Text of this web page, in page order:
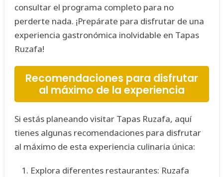
consultar el programa completo para no
perderte nada. ¡Prepárate para disfrutar de una
experiencia gastronómica inolvidable en Tapas
Ruzafa!
Recomendaciones para disfrutar
al máximo de la experiencia
Si estás planeando visitar Tapas Ruzafa, aquí
tienes algunas recomendaciones para disfrutar
al máximo de esta experiencia culinaria única:
Explora diferentes restaurantes: Ruzafa